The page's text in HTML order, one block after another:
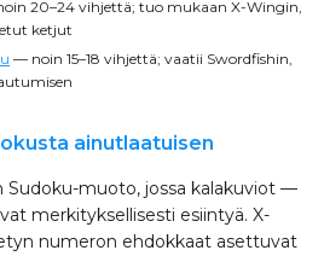
20–24 vihjettä; tuo mukaan X-Wingin,
ketjut
— noin 15–18 vihjettä; vaatii Swordfishin,
ainutlaatuisen
Sudoku-muoto, jossa kalakuviot —
merkityksellisesti esiintyä. X-
numeron ehdokkaat asettuvat